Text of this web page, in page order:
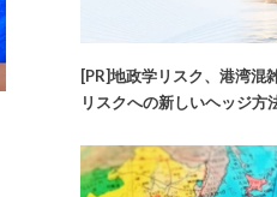
[PR]地政学リスク、港湾混
リスクへの新しいヘッジ方